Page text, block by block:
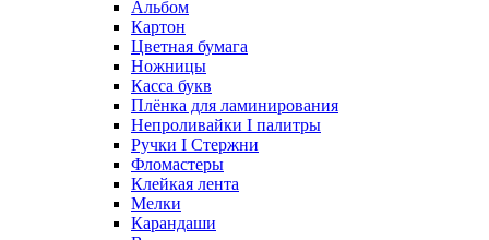
Альбом
Картон
Цветная бумага
Ножницы
Касса букв
Плёнка для ламинирования
Непроливайки I палитры
Ручки I Стержни
Фломастеры
Клейкая лента
Мелки
Карандаши